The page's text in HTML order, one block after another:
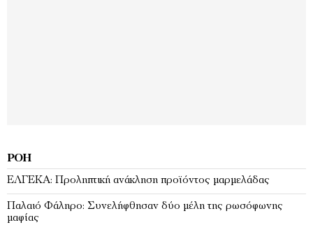
ΡΟΉ
ΕΛΓΕΚΑ: Προληπτική ανάκληση προϊόντος μαρμελάδας
Παλαιό Φάληρο: Συνελήφθησαν δύο μέλη της ρωσόφωνης
μαφίας